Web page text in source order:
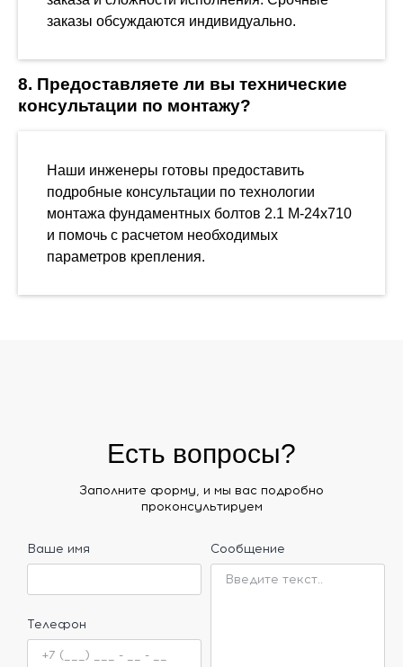
заказы обсуждаются индивидуально.
8. Предоставляете ли вы технические
консультации по монтажу?
Наши инженеры готовы предоставить
подробные консультации по технологии
монтажа фундаментных болтов 2.1 М-24х710
и помочь с расчетом необходимых
параметров крепления.
Есть вопросы?
Заполните форму, и мы вас подробно
проконсультируем
Ваше имя
Телефон
Сообщение